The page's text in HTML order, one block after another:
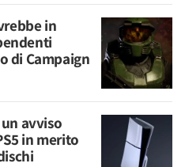
in
di Campaign
avviso
in merito